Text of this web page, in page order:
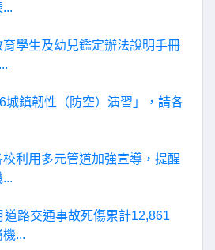
育學生及幼兒鑑定辦法說明手冊
城鎮韌性（防空）演習」，請各
利用多元管道加強宣導，提醒
道路交通事故死傷累計12,861
...